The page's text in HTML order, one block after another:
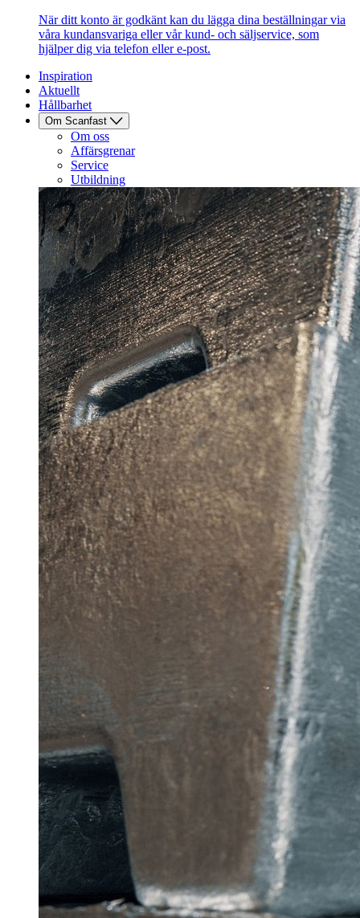
När ditt konto är godkänt kan du lägga dina beställningar via
våra kundansvariga eller vår kund- och säljservice, som
hjälper dig via telefon eller e-post.
Inspiration
Aktuellt
Hållbarhet
Om Scanfast
Om oss
Affärsgrenar
Service
Utbildning